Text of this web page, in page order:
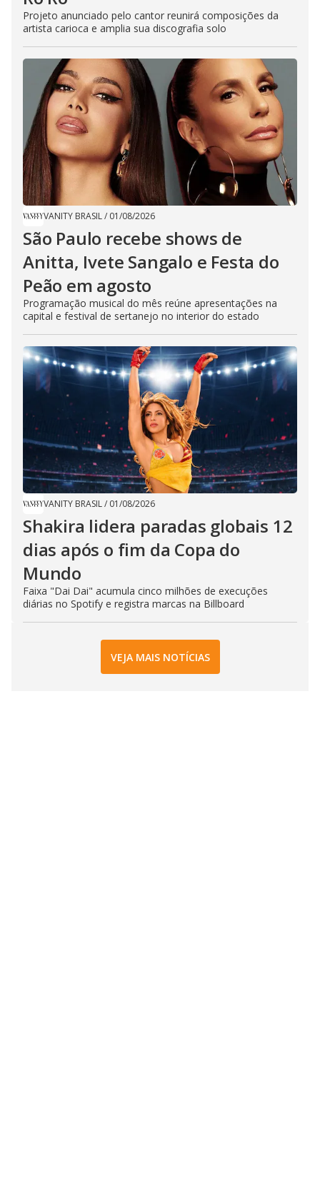
Projeto anunciado pelo cantor reunirá composições da
artista carioca e amplia sua discografia solo
VANITY BRASIL/ 01/08/2026
São Paulo recebe shows de
Anitta, Ivete Sangalo e Festa do
Peão em agosto
Programação musical do mês reúne apresentações na
capital e festival de sertanejo no interior do estado
VANITY BRASIL/ 01/08/2026
Shakira lidera paradas globais 12
dias após o fim da Copa do
Mundo
Faixa "Dai Dai" acumula cinco milhões de execuções
diárias no Spotify e registra marcas na Billboard
VEJA MAIS NOTÍCIAS